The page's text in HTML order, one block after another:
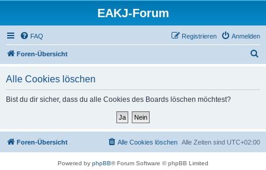
EAKJ-Forum
FAQ Anmelden
Registrieren
Foren-Übersicht
Alle Cookies löschen
Bist du dir sicher, dass du alle Cookies des Boards löschen möchtest?
Foren-Übersicht Alle Zeiten sind UTC+02:00
Alle Cookies löschen
Powered by phpBB® Forum Software © phpBB Limited